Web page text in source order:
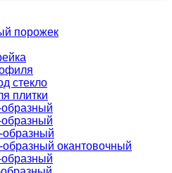
порожек
стекло
плитки
окантовочный